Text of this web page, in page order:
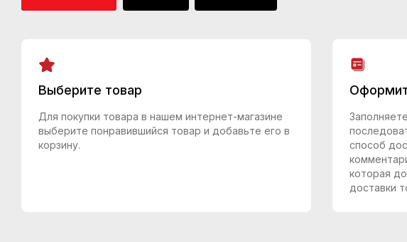
Выберите товар
Для покупки товара в нашем интернет-магазине
выберите понравившийся товар и добавьте его в
корзину.
способ
которая
доставки